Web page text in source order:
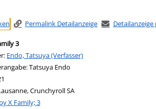
Permalink Detailanzeige Detailanzeige
3
Suche nach diesem Verfasser
Endo, Tatsuya (Verfasser)
Tatsuya Endo
Crunchyroll SA
X Family; 3